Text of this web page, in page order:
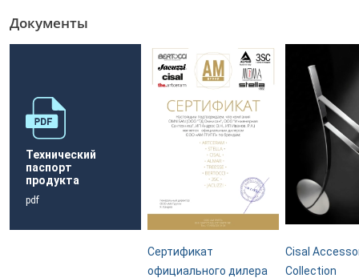
Документы
Технический
паспорт
продукта
pdf
Сертификат
официального дилера
Cisal
Collection